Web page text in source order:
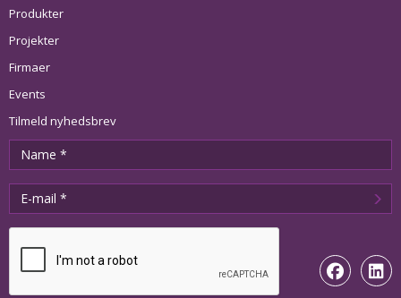
Produkter
Projekter
Firmaer
Events
Tilmeld nyhedsbrev